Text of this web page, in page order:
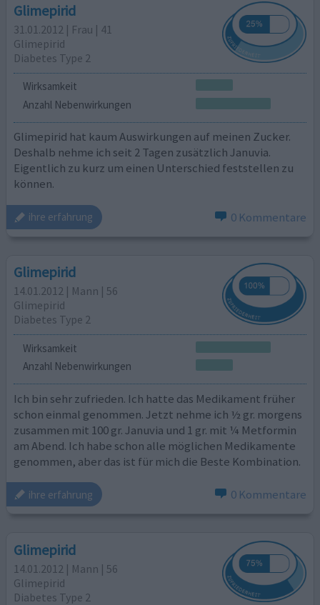
Glimepirid
31.01.2012 | Frau | 41
Glimepirid
Diabetes Type 2
Wirksamkeit
Anzahl Nebenwirkungen
Glimepirid hat kaum Auswirkungen auf meinen Zucker.
Deshalb nehme ich seit 2 Tagen zusätzlich Januvia.
Eigentlich zu kurz um einen Unterschied feststellen zu
können.
ihre erfahrung 0 Kommentare
Glimepirid
14.01.2012 | Mann | 56
Glimepirid
Diabetes Type 2
Wirksamkeit
Anzahl Nebenwirkungen
Ich bin sehr zufrieden. Ich hatte das Medikament früher
schon einmal genommen. Jetzt nehme ich ½ gr. morgens
zusammen mit 100 gr. Januvia und 1 gr. mit ¼ Metformin
am Abend. Ich habe schon alle möglichen Medikamente
genommen, aber das ist für mich die Beste Kombination.
ihre erfahrung 0 Kommentare
Glimepirid
14.01.2012 | Mann | 56
Glimepirid
Diabetes Type 2